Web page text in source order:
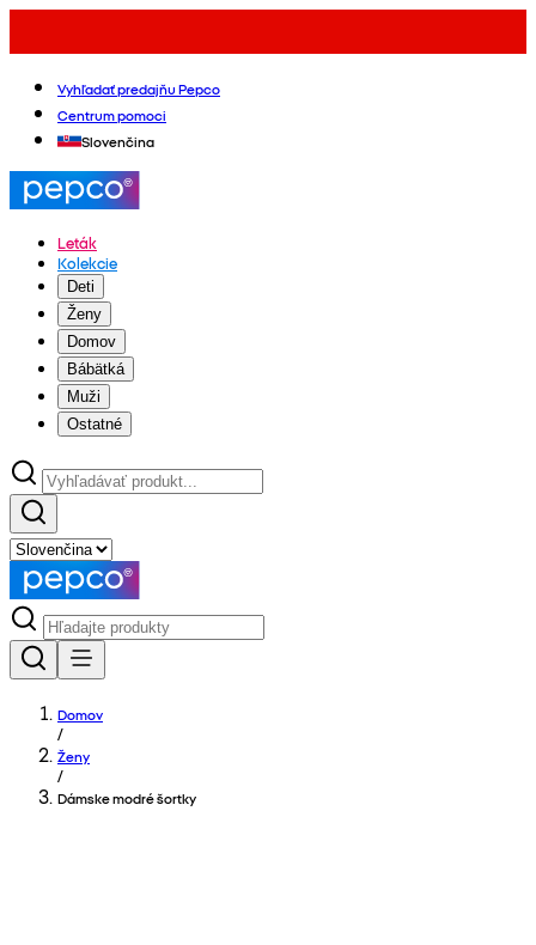
Vyhľadať predajňu Pepco
Centrum pomoci
Slovenčina
Leták
Kolekcie
Deti
Ženy
Domov
Bábätká
Muži
Ostatné
Domov
/
Ženy
/
Dámske modré šortky